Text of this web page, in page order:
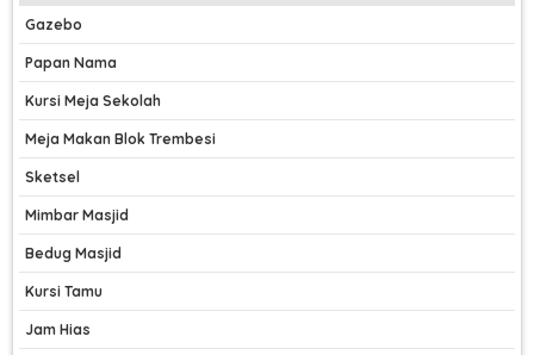
Gazebo
Papan Nama
Kursi Meja Sekolah
Meja Makan Blok Trembesi
Sketsel
Mimbar Masjid
Bedug Masjid
Kursi Tamu
Jam Hias